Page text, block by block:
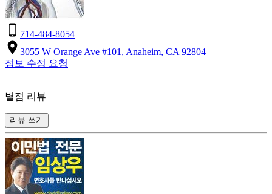
714-484-8054
3055 W Orange Ave #101, Anaheim, CA 92804
정보 수정 요청
별점 리뷰
리뷰 쓰기